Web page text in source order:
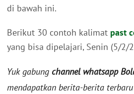
di bawah ini.
Berikut 30 contoh kalimat past
yang bisa dipelajari, Senin (5/2/
Yuk gabung channel whatsapp
mendapatkan berita-berita